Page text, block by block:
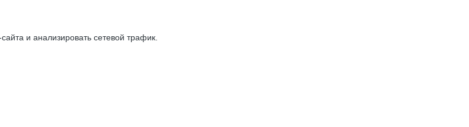
и анализировать сетевой трафик.